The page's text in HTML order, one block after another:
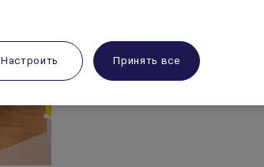
Настроить Принять все